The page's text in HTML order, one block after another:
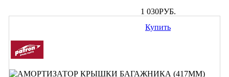
1 030РУБ.
Купить